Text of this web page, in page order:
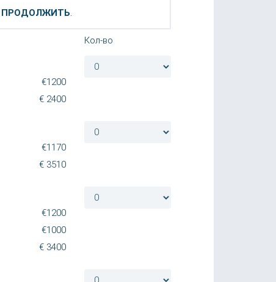
ПРОДОЛЖИТЬ.
Кол-во
€1200
€ 2400
€1170
€ 3510
€1200
€1000
€ 3400